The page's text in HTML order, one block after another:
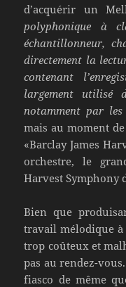
d’acquérir un
polyphonique à
échantillonneur,
directement la
contenant
largement utilisé
notamment par
mais au moment
«Barclay James
orchestre, le
Harvest Symphony
Bien que
travail mélodique à
trop coûteux et
pas au rendez-
fiasco de même